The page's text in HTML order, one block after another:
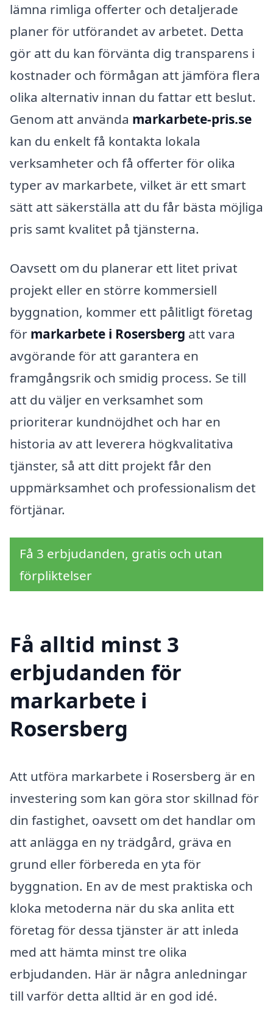
lämna rimliga offerter och detaljerade
planer för utförandet av arbetet. Detta
gör att du kan förvänta dig transparens i
kostnader och förmågan att jämföra flera
olika alternativ innan du fattar ett beslut.
Genom att använda markarbete-pris.se
kan du enkelt få kontakta lokala
verksamheter och få offerter för olika
typer av markarbete, vilket är ett smart
sätt att säkerställa att du får bästa möjliga
pris samt kvalitet på tjänsterna.
Oavsett om du planerar ett litet privat
projekt eller en större kommersiell
byggnation, kommer ett pålitligt företag
för markarbete i Rosersberg att vara
avgörande för att garantera en
framgångsrik och smidig process. Se till
att du väljer en verksamhet som
prioriterar kundnöjdhet och har en
historia av att leverera högkvalitativa
tjänster, så att ditt projekt får den
uppmärksamhet och professionalism det
förtjänar.
Få 3 erbjudanden, gratis och utan
förpliktelser
Få alltid minst 3
erbjudanden för
markarbete i
Rosersberg
Att utföra markarbete i Rosersberg är en
investering som kan göra stor skillnad för
din fastighet, oavsett om det handlar om
att anlägga en ny trädgård, gräva en
grund eller förbereda en yta för
byggnation. En av de mest praktiska och
kloka metoderna när du ska anlita ett
företag för dessa tjänster är att inleda
med att hämta minst tre olika
erbjudanden. Här är några anledningar
till varför detta alltid är en god idé.